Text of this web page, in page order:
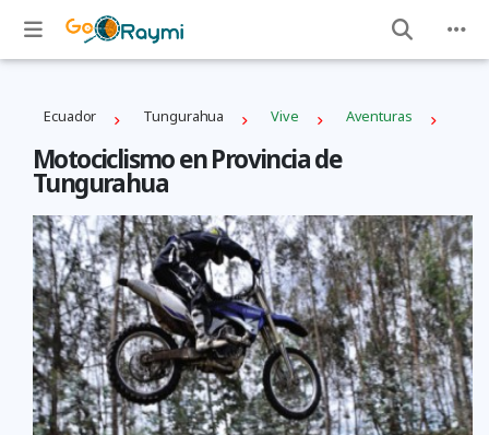
Ecuador Tungurahua Vive Aventuras
Motociclismo en Provincia de
Tungurahua